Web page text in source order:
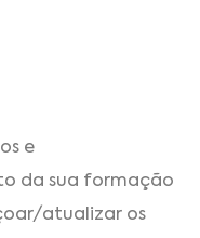
e
da sua formação
atualizar os